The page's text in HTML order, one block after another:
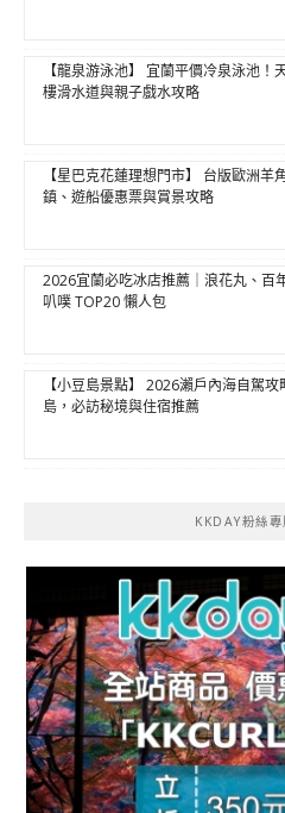
【龍泉游泳池】 宜蘭平價冷泉泳池！
樓滑水道與親子戲水攻略
【星巴克花蓮理想門市】 台版歐洲羊
鎮、遊船優惠票與賞景攻略
2026宜蘭必吃冰店推薦｜浪花丸、百
叭噗 TOP20 懶人包
【小豆島景點】 2026瀨戶內海自駕
島，必訪秘境與住宿推薦
KKDAY粉絲